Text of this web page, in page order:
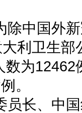
中国外
利卫生
为
。
长、中